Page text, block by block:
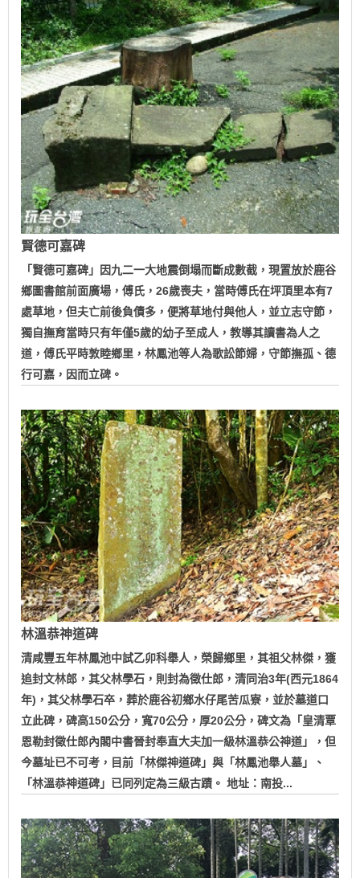
賢德可嘉碑
「賢德可嘉碑」因九二一大地震倒塌而斷成數截，現置放於鹿谷
鄉圖書館前面廣場，傅氏，26歲喪夫，當時傅氏在坪頂里本有7
處草地，但夫亡前後負債多，便將草地付與他人，並立志守節，
獨自撫育當時只有年僅5歲的幼子至成人，教導其讀書為人之
道，傅氏平時敦睦鄉里，林鳳池等人為歌訟節婦，守節撫孤、德
行可嘉，因而立碑。
林溫恭神道碑
清咸豐五年林鳳池中試乙卯科舉人，榮歸鄉里，其祖父林傑，獲
追封文林郎，其父林學石，則封為徵仕郎，清同治3年(西元1864
年)，其父林學石卒，葬於鹿谷初鄉水仔尾苦瓜寮，並於墓道口
立此碑，碑高150公分，寬70公分，厚20公分，碑文為「皇清覃
恩勒封徵仕郎內閣中書晉封奉直大夫加一級林溫恭公神道」，但
今墓址已不可考，目前「林傑神道碑」與「林鳳池舉人墓」、
「林溫恭神道碑」已同列定為三級古蹟。 地址：南投...